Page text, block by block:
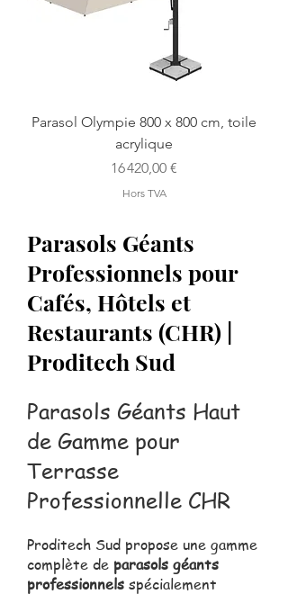
Parasol Olympie 800 x 800 cm, toile
acrylique
Prix
16 420,00 €
Hors TVA
Parasols Géants
Professionnels pour
Cafés, Hôtels et
Restaurants (CHR) |
Proditech Sud
Parasols Géants Haut
de Gamme pour
Terrasse
Professionnelle CHR
Proditech Sud propose une gamme
complète de parasols géants
professionnels spécialement